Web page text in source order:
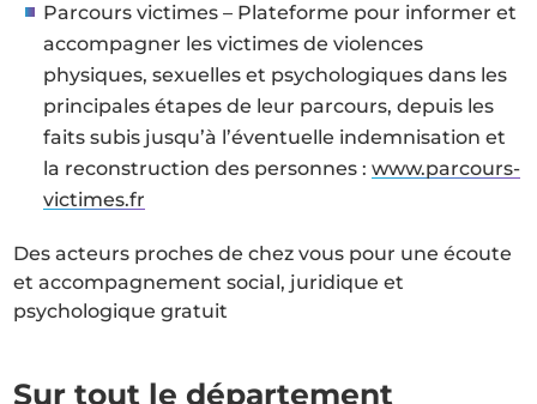
Parcours victimes – Plateforme pour informer et
accompagner les victimes de violences
physiques, sexuelles et psychologiques dans les
principales étapes de leur parcours, depuis les
faits subis jusqu’à l’éventuelle indemnisation et
la reconstruction des personnes :www.parcours-
victimes.fr
Des acteurs proches de chez vous pour une écoute
et accompagnement social, juridique et
psychologique gratuit
Sur tout le département